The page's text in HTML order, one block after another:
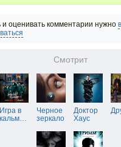
и оценивать комментарии нужно
Смотрит
Игра в
кальм…
Черное
зеркало
Доктор
Хаус